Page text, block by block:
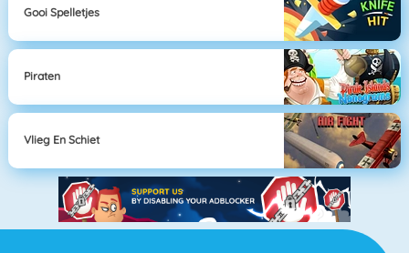
Gooi Spelletjes
Piraten
Vlieg En Schiet